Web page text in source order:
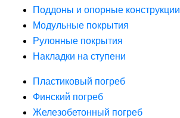
Поддоны и опорные конструкции
Модульные покрытия
Рулонные покрытия
Накладки на ступени
Пластиковый погреб
Финский погреб
Железобетонный погреб